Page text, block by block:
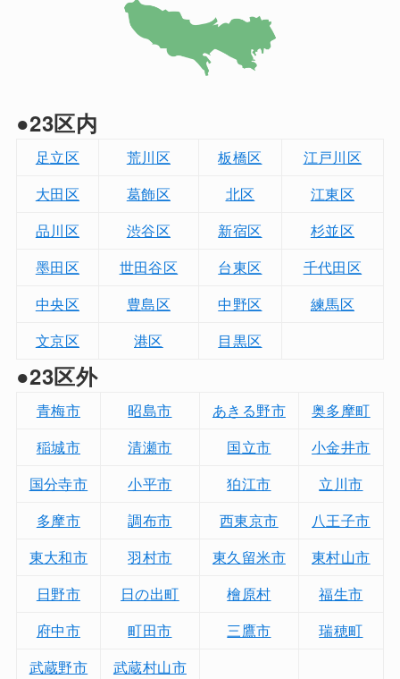
●23区内
足立区 荒川区 板橋区
江戸川区
大田区
葛飾区 北区
江東区
品川区
渋谷区 新宿区
杉並区
墨田区
世田谷区 台東区
千代田区
中央区
豊島区 中野区
練馬区
文京区
港区 目黒区
●23区外
青梅市 昭島市 あきる野市
奥多摩町
稲城市
清瀬市 国立市
小金井市
国分寺市
小平市 狛江市
立川市
多摩市
調布市 西東京市
八王子市
東大和市
羽村市 東久留米市
東村山市
日野市
日の出町 檜原村
福生市
府中市
町田市 三鷹市
瑞穂町
武蔵野市
武蔵村山市